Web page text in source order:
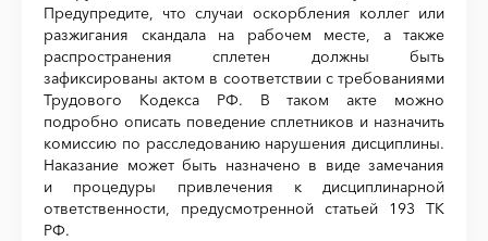
Предупредите, что случаи оскорбления коллег или
разжигания скандала на рабочем месте, а также
распространения сплетен должны быть
зафиксированы актом в соответствии с требованиями
Трудового Кодекса РФ. В таком акте можно
подробно описать поведение сплетников и назначить
комиссию по расследованию нарушения дисциплины.
Наказание может быть назначено в виде замечания
и процедуры привлечения к дисциплинарной
ответственности, предусмотренной статьей 193 ТК
РФ.